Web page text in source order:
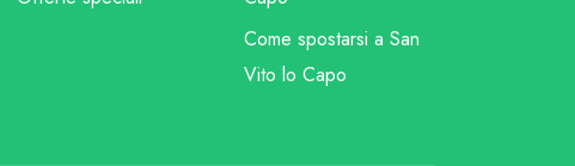
Come spostarsi a San
Vito lo Capo